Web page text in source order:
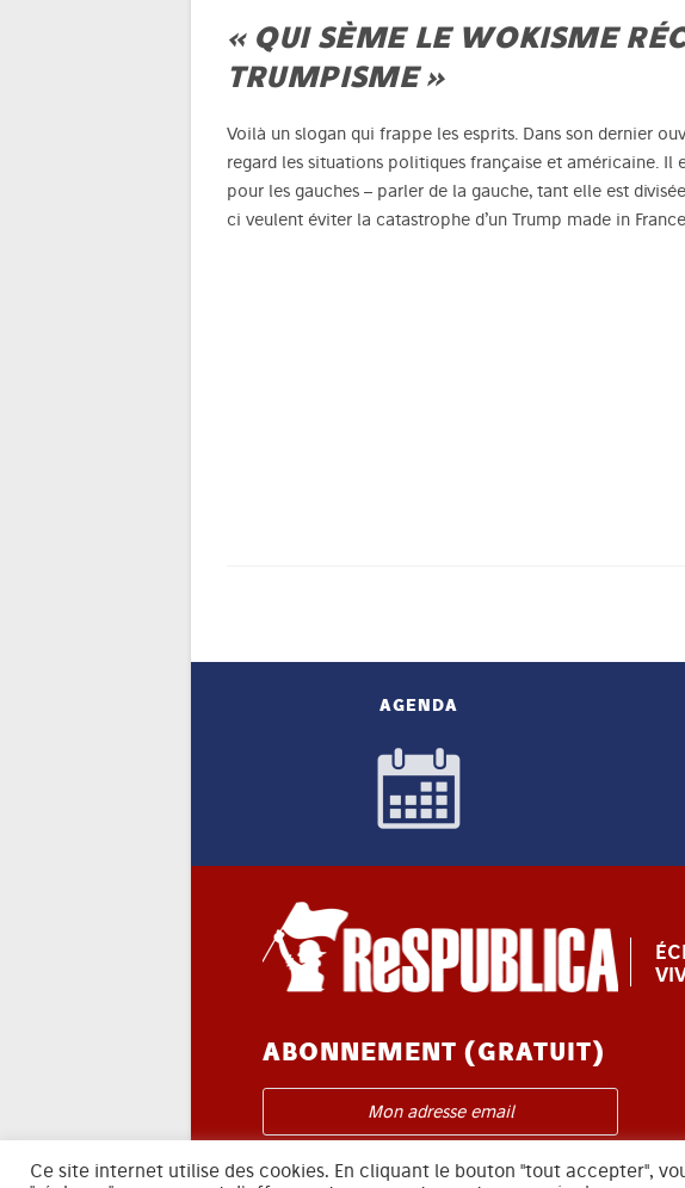
« QUI SÈME LE WOKISME
TRUMPISME »
Voilà un slogan qui frappe les esprits. Dans son dernier
regard les situations politiques française et américaine. Il
pour les gauches – parler de la gauche, tant elle est
ci veulent éviter la catastrophe d’un Trump made in France.
AGENDA
ABONNEMENT (GRATUIT)
Ce site internet utilise des cookies. En cliquant le bouton "tout accepter",